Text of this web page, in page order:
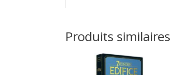
Produits similaires